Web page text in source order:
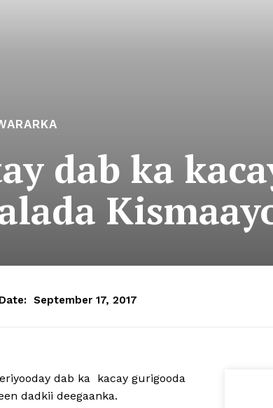
dab ka
Date: September 17, 2017
dab ka kacay gurigooda
dadkii deegaanka.